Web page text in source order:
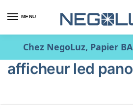
MENU
Chez NegoLuz, Papier
afficheur led